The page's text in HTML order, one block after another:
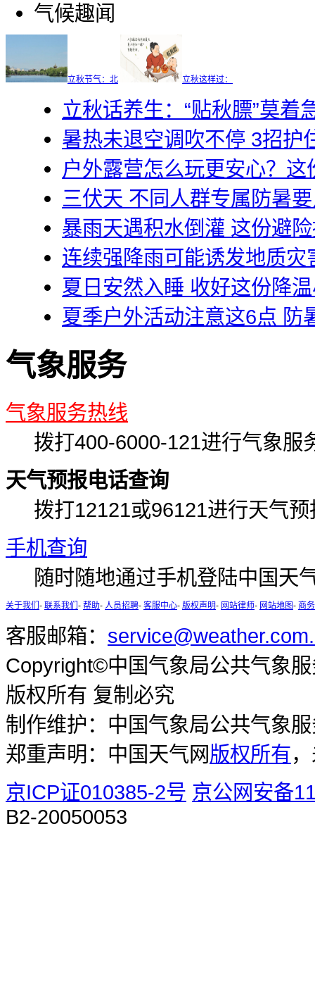
气候趣闻
立秋节气：北 立秋这样过：
立秋话养生：“贴秋膘”莫着
暑热未退空调吹不停 3招护
户外露营怎么玩更安心？这
三伏天 不同人群专属防暑
暴雨天遇积水倒灌 这份避
连续强降雨可能诱发地质灾
夏日安然入睡 收好这份降
夏季户外活动注意这6点 防
气象服务
气象服务热线
拨打400-6000-121进行气象服
天气预报电话查询
拨打12121或96121进行天气
手机查询
随时随地通过手机登陆中国天
关于我们 - 联系我们 - 帮助- 人员招聘- 客服中心- 版权声明- 网站律师- 网站地图- 商
客服邮箱：
Copyright©中国气象局公共气象
版权所有 复制必究
制作维护：中国气象局公共气象
郑重声明：中国天气网版权所有
京ICP证010385-2号 京公网安备
B2-20050053